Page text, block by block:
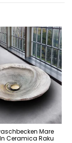
Mare
Ceramica Raku